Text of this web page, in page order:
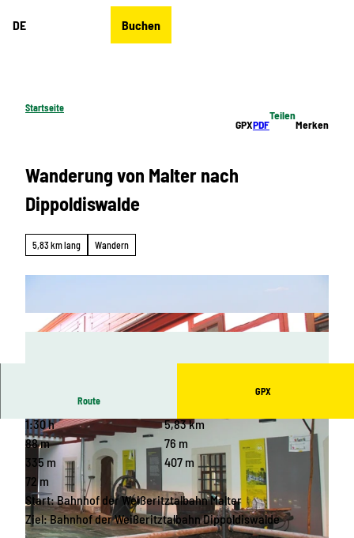
DE Buchen
Startseite
GPXPDF
Teilen
Merken
Wanderung von Malter nach
Dippoldiswalde
5,83 km lang Wandern
© Erlebnisheimat Erzgebirge
Route
GPX
1:30 h
5,83 km
88 m
76 m
335 m
407 m
72 m
Start: Bahnhof der Weißeritztalbahn Malter
Ziel: Bahnhof der Weißeritztalbahn Dippoldiswalde